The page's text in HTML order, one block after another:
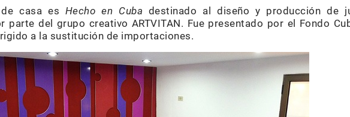
casa es Hecho en Cuba destinado al diseño y producción de
del grupo creativo ARTVITAN. Fue presentado por el Fondo
a la sustitución de importaciones.